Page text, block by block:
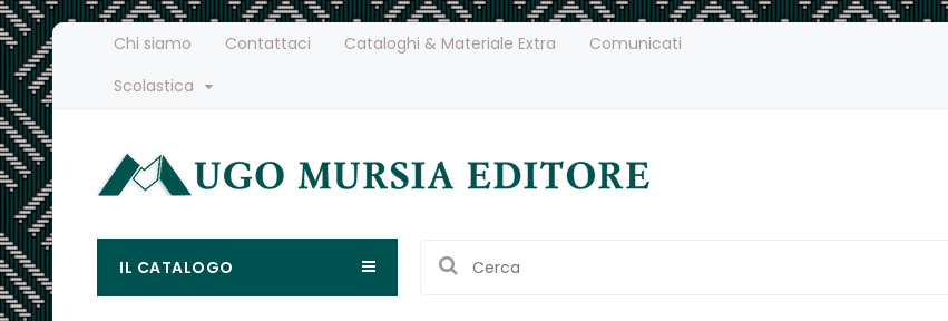
Chi siamo Contattaci Cataloghi & Materiale Extra
Comunicati
Scolastica
IL CATALOGO